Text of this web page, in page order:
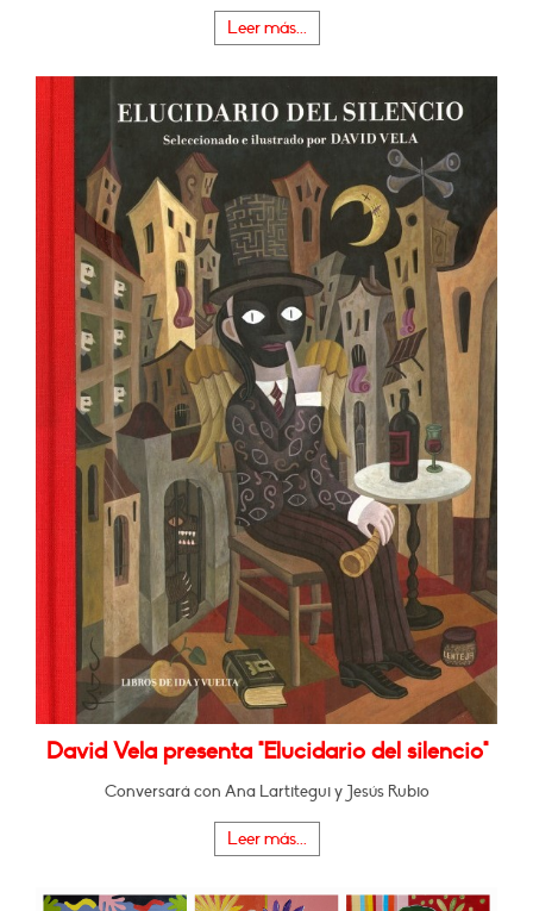
Leer más...
David Vela presenta "Elucidario del silencio"
Conversará con Ana Lartitegui y Jesús Rubio
Leer más...